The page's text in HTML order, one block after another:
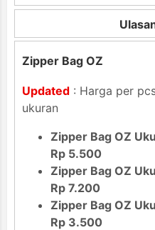
Zipper Bag OZ
Updated : Harga per
ukuran
Zipper Bag OZ
Rp 5.500
Zipper Bag OZ
Rp 7.200
Zipper Bag OZ
Rp 3.500